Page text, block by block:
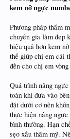
kem nở ngực
Phương pháp thẩm
chuyên gia làm đẹp
hiệu quả hơn kem
thể giúp chị em cải
đến cho chị em
Quá trình nâng
toàn khi đưa vào
đặt dưới cơ nên
thực hiện nâng
bình thường. Hạn
sẹo xấu thẩm mỹ.